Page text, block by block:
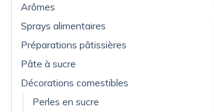
Arômes
Sprays alimentaires
Préparations pâtissières
Pâte à sucre
Décorations comestibles
Perles en sucre